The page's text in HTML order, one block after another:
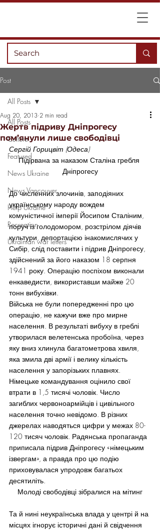
Post
All Posts
Culture
Featured
News Ukraine
News Vancouver
Help Ukraine
Recreation
Ukrainian war letters
All Posts
Жертв підриву Дніпрогесу
пом’янули лише свободівці
Aug 20, 2013 2 min read
Сергій Горицвіт (Одеса)
Підірвана за наказом Сталіна гребля
Дніпрогесу
До численних злочинів, заподіяних
українському народу вождем
комуністичної імперії Йосипом Сталіним,
поруч із голодомором, розстрілом діячів
культури, депортацією інакомислячих у
Сибір, слід поставити і підрив Дніпрогесу,
здійснений за його наказом 18 серпня
1941 року. Операцію поспіхом виконали
енкаведисти, використавши майже 20
тонн вибухівки.
Війська не були попередженні про цю
операцію, не кажучи вже про мирне
населення. В результаті вибуху в греблі
утворилася велетенська пробоїна, через
яку вниз хлинула багатометрова хвиля,
яка змила дві армії і велику кількість
населення у запорізьких плавнях.
Німецьке командування оцінило свої
втрати в 1,5 тисячі чоловік. Число
загиблих червоноармійців і цивільного
населення точно невідомо. В різних
джерелах наводяться цифри у межах 80-
120 тисяч чоловік. Радянська пропаганда
приписала підрив Дніпрогесу «німецьким
ізвергам», а правда про цю подію
приховувалася упродовж багатьох
десятиліть.
Молоді свободівці зібралися на мітинг
Та й нині неукраїнська влада у центрі й на
місцях ігнорує історичні дані й свідчення